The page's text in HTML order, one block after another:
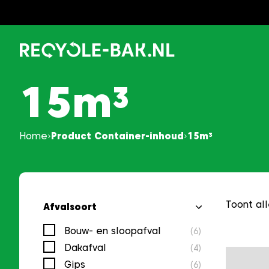
content
15m³
Home Product Container-inhoud 15m³
Afvalsoort
Bouw- en sloopafval (6)
Dakafval (4)
Gips (6)
Toont